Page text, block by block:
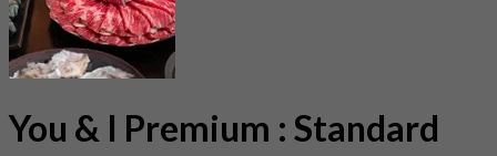
You & I Premium : Standard